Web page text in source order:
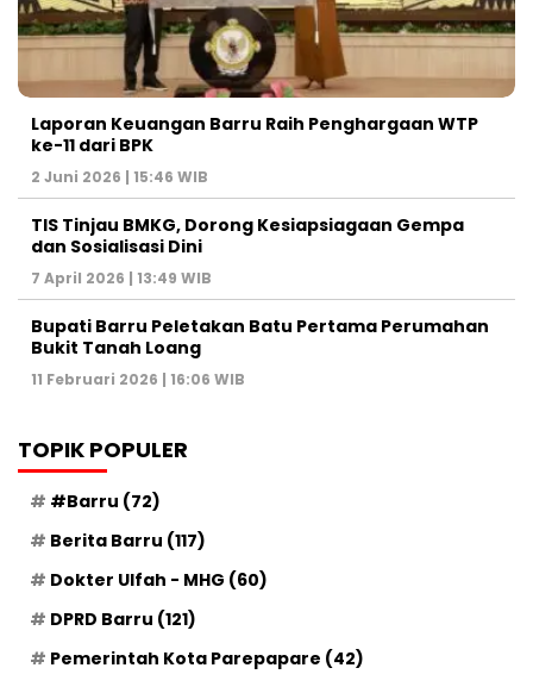
Laporan Keuangan Barru Raih Penghargaan WTP
ke-11 dari BPK
2 Juni 2026 | 15:46 WIB
TIS Tinjau BMKG, Dorong Kesiapsiagaan Gempa
dan Sosialisasi Dini
7 April 2026 | 13:49 WIB
Bupati Barru Peletakan Batu Pertama Perumahan
Bukit Tanah Loang
11 Februari 2026 | 16:06 WIB
TOPIK POPULER
#Barru (72)
Berita Barru (117)
Dokter Ulfah - MHG (60)
DPRD Barru (121)
Pemerintah Kota Parepapare (42)